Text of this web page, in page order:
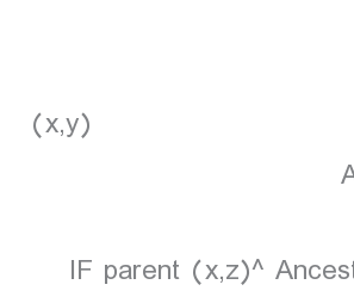
(x,y)
IF parent (x,z)^